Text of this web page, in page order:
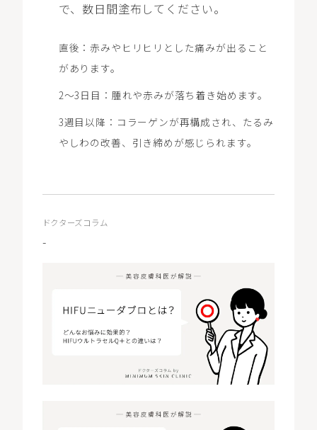
で、数日間塗布してください。
直後：赤みやヒリヒリとした痛みが出ること
があります。
2～3日目：腫れや赤みが落ち着き始めます。
3週目以降：コラーゲンが再構成され、たるみ
やしわの改善、引き締めが感じられます。
ドクターズコラム
-